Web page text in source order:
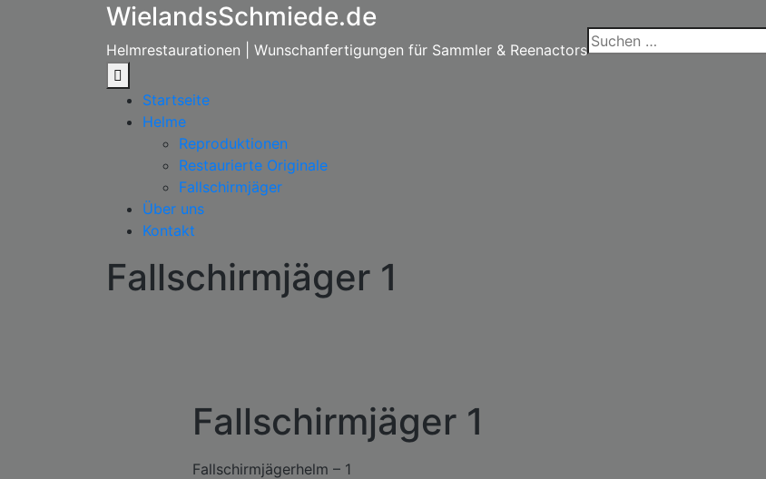
WielandsSchmiede.de
Helmrestaurationen | Wunschanfertigungen für Sammler & Reenactors
Suchen
nach:
Startseite
Helme
Reproduktionen
Restaurierte Originale
Fallschirmjäger
Über uns
Kontakt
Fallschirmjäger 1
Fallschirmjäger 1
Fallschirmjägerhelm – 1